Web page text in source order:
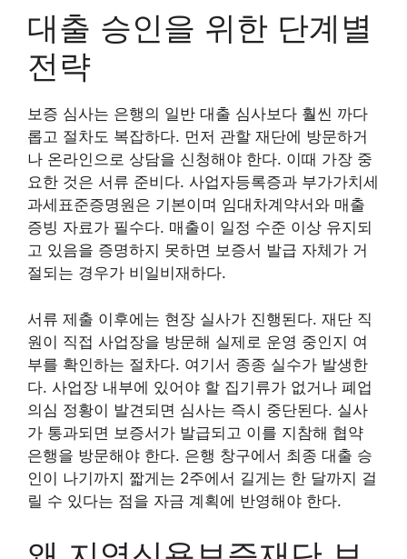
대출 승인을 위한 단계별
전략
보증 심사는 은행의 일반 대출 심사보다 훨씬 까다
롭고 절차도 복잡하다. 먼저 관할 재단에 방문하거
나 온라인으로 상담을 신청해야 한다. 이때 가장 중
요한 것은 서류 준비다. 사업자등록증과 부가가치세
과세표준증명원은 기본이며 임대차계약서와 매출
증빙 자료가 필수다. 매출이 일정 수준 이상 유지되
고 있음을 증명하지 못하면 보증서 발급 자체가 거
절되는 경우가 비일비재하다.
서류 제출 이후에는 현장 실사가 진행된다. 재단 직
원이 직접 사업장을 방문해 실제로 운영 중인지 여
부를 확인하는 절차다. 여기서 종종 실수가 발생한
다. 사업장 내부에 있어야 할 집기류가 없거나 폐업
의심 정황이 발견되면 심사는 즉시 중단된다. 실사
가 통과되면 보증서가 발급되고 이를 지참해 협약
은행을 방문해야 한다. 은행 창구에서 최종 대출 승
인이 나기까지 짧게는 2주에서 길게는 한 달까지 걸
릴 수 있다는 점을 자금 계획에 반영해야 한다.